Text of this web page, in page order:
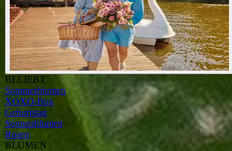
BELIEBT
Sommerblumen
XOXO-Box
Geburtstag
Sonnenblumen
Rosen
BLUMEN